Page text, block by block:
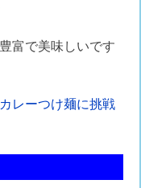
富で美味しいです
カレーつけ麺に挑戦